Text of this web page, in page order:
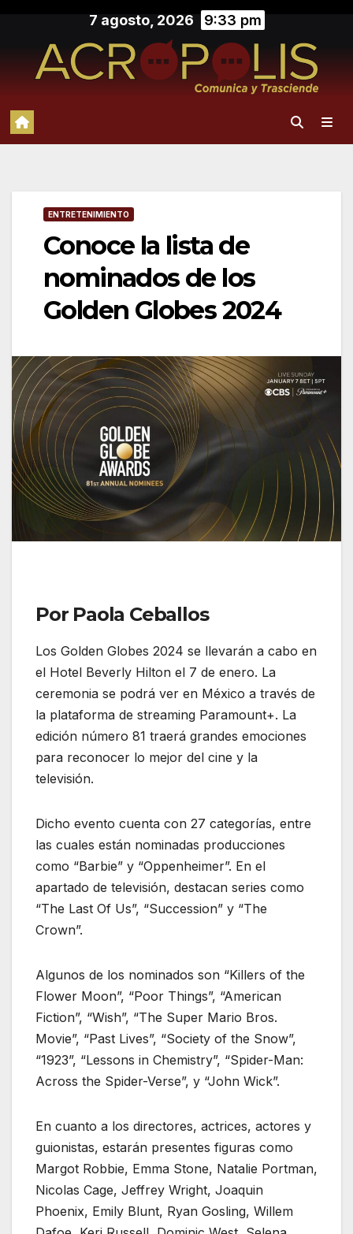
contenido
7 agosto, 2026 9:33 pm
ENTRETENIMIENTO
Conoce la lista de
nominados de los
Golden Globes 2024
Por Paola Ceballos
Los Golden Globes 2024 se llevarán a cabo en
el Hotel Beverly Hilton el 7 de enero. La
ceremonia se podrá ver en México a través de
la plataforma de streaming Paramount+. La
edición número 81 traerá grandes emociones
para reconocer lo mejor del cine y la
televisión.
Dicho evento cuenta con 27 categorías, entre
las cuales están nominadas producciones
como “Barbie” y “Oppenheimer”. En el
apartado de televisión, destacan series como
“The Last Of Us”, “Succession” y “The
Crown”.
Algunos de los nominados son “Killers of the
Flower Moon”, “Poor Things”, “American
Fiction”, “Wish”, “The Super Mario Bros.
Movie”, “Past Lives”, “Society of the Snow”,
“1923”, “Lessons in Chemistry”, “Spider-Man:
Across the Spider-Verse”, y “John Wick”.
En cuanto a los directores, actrices, actores y
guionistas, estarán presentes figuras como
Margot Robbie, Emma Stone, Natalie Portman,
Nicolas Cage, Jeffrey Wright, Joaquin
Phoenix, Emily Blunt, Ryan Gosling, Willem